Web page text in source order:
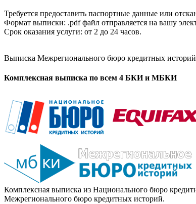
Требуется предоставить паспортные данные или
Формат выписки: .pdf файл отправляется на вашу
Срок оказания услуги: от 2 до 24 часов.
Выписка Межрегионального бюро кредитных
Комплексная выписка по всем 4 БКИ и МБКИ
Комплексная выписка из Национального бюро
Межрегионального бюро кредитных историй.